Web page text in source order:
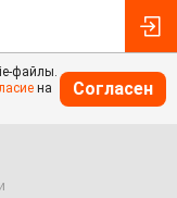
файлы.
на
Согласен